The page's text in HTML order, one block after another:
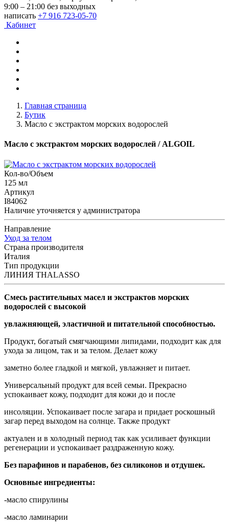
9:00 – 21:00 без выходных
написать +7 916 723-05-70
Кабинет
Главная страница
Бутик
Масло с экстрактом морских водорослей
Масло с экстрактом морских водорослей / ALGOIL
Кол-во/Объем
125 мл
Артикул
I84062
Наличие уточняется у администратора
Направление
Уход за телом
Страна производителя
Италия
Тип продукции
ЛИНИЯ THALASSO
Смесь растительных масел и экстрактов морских
водорослей с высокой
увлажняющей, эластичной и питательной способностью.
Продукт, богатый смягчающими липидами, подходит как для
ухода за лицом, так и за телом. Делает кожу
заметно более гладкой и мягкой, увлажняет и питает.
Универсальный продукт для всей семьи. Прекрасно
успокаивает кожу, подходит для кожи до и после
инсоляции. Успокаивает после загара и придает роскошный
загар перед выходом на солнце. Также продукт
актуален и в холодный период так как усиливает функции
регенерации и успокаивает раздраженную кожу.
Без парафинов и парабенов, без силиконов и отдушек.
Основные ингредиенты:
-масло спирулины
-масло ламинарии